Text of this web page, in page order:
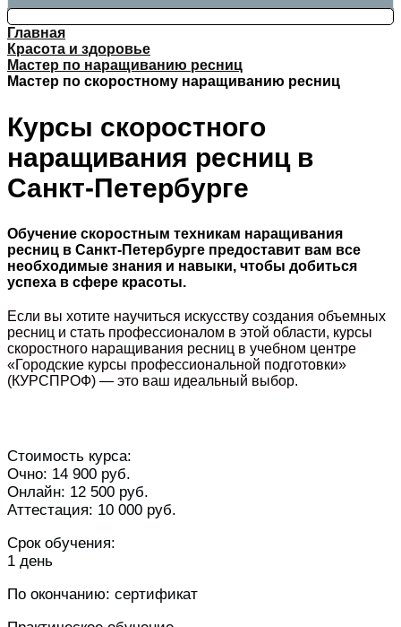
Главная
Красота и здоровье
Мастер по наращиванию ресниц
Мастер по скоростному наращиванию ресниц
Курсы скоростного
наращивания ресниц в
Санкт-Петербурге
Обучение скоростным техникам наращивания
ресниц в Санкт-Петербурге предоставит вам все
необходимые знания и навыки, чтобы добиться
успеха в сфере красоты.
Если вы хотите научиться искусству создания объемных
ресниц и стать профессионалом в этой области, курсы
скоростного наращивания ресниц в учебном центре
«Городские курсы профессиональной подготовки»
(КУРСПРОФ) — это ваш идеальный выбор.
Стоимость курса:
Очно: 14 900 руб.
Онлайн: 12 500 руб.
Аттестация: 10 000 руб.
Срок обучения:
1 день
По окончанию: сертификат